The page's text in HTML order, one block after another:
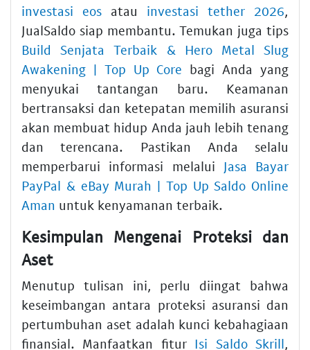
investasi eos atau investasi tether 2026
JualSaldo siap membantu. Temukan juga tips
Build Senjata Terbaik & Hero Metal Slug
Awakening | Top Up Core bagi Anda yang
menyukai tantangan baru. Keamanan
bertransaksi dan ketepatan memilih asuransi
akan membuat hidup Anda jauh lebih tenang
dan terencana. Pastikan Anda selalu
memperbarui informasi melalui Jasa Bayar
PayPal & eBay Murah | Top Up Saldo Online
Aman untuk kenyamanan terbaik.
Kesimpulan Mengenai Proteksi dan
Aset
Menutup tulisan ini, perlu diingat bahwa
keseimbangan antara proteksi asuransi dan
pertumbuhan aset adalah kunci kebahagiaan
finansial. Manfaatkan fitur Isi Saldo Skrill,